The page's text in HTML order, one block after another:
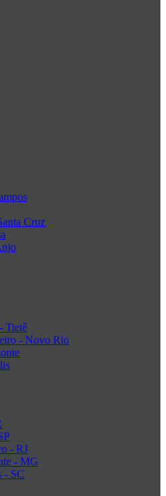
Cruz
Tietê
- Novo Rio
- RJ
- MG
- SC